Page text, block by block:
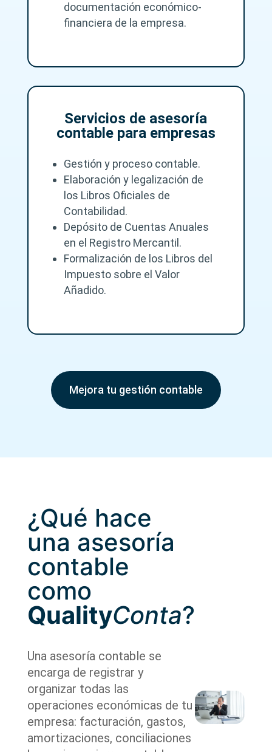
documentación económico-
financiera de la empresa.
Servicios de asesoría
contable para empresas
Gestión y proceso contable.
Elaboración y legalización de
los Libros Oficiales de
Contabilidad.
Depósito de Cuentas Anuales
en el Registro Mercantil.
Formalización de los Libros del
Impuesto sobre el Valor
Añadido.
Mejora tu gestión contable
¿Qué hace
una asesoría
contable
como
QualityConta?
Una asesoría contable se
encarga de registrar y
organizar todas las
operaciones económicas de tu
empresa: facturación, gastos,
amortizaciones, conciliaciones